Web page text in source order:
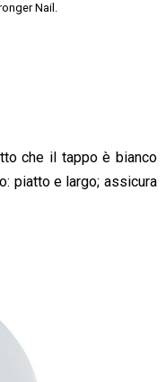
Nail.
che il tappo è bianco
piatto e largo; assicura